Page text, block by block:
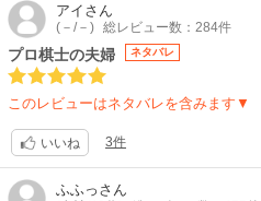
アイ さん
(－/－) 総レビュー数：284件
プロ棋士の夫婦 ネタバレ
このレビューはネタバレを含みます▼
いいね 3件
ふふっ さん